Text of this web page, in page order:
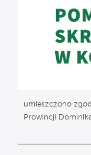
umieszczono
Prowincji